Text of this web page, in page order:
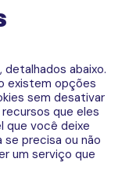
abaixo.
existem opções
sem desativar
que eles
que você deixe
precisa ou não
um serviço que